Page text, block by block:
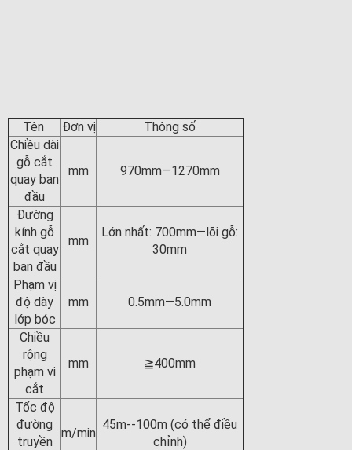
Tên Đơn vị
Thông số
Chiều dài
gỗ cắt
quay ban
đầu
mm 970mm—1270mm
Đường
kính gỗ
cắt quay
ban đầu
mm
Lớn nhất: 700mm—lõi gỗ:
30mm
Phạm vị
độ dày
lớp bóc
mm 0.5mm—5.0mm
Chiều
rộng
phạm vi
cắt
mm ≧400mm
Tốc độ
đường
truyền
m/min
45m--100m (có thể điều
chỉnh)